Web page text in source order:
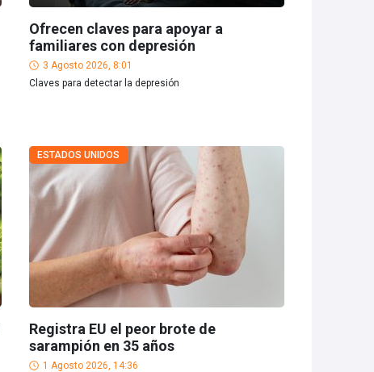
Ofrecen claves para apoyar a
familiares con depresión
3 Agosto 2026, 8:01
Claves para detectar la depresión
ESTADOS UNIDOS
Registra EU el peor brote de
sarampión en 35 años
1 Agosto 2026, 14:36